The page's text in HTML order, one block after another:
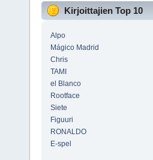
Kirjoittajien Top 10
Alpo
Mágico Madrid
Chris
TAMI
el Blanco
Rootface
Siete
Figuuri
RONALDO
E-spel